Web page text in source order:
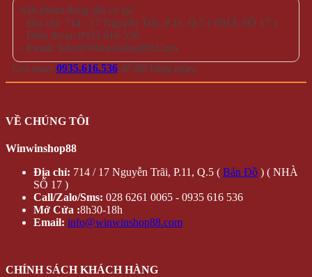
Sản phẩm đang sẵn có tại
- Địa chỉ: 714 / 17 Nguyễn Trãi, P.11, Q.5 ( NHÀ SỐ 17 )
- Điện thoại: 0935 616 536
- Email: Info@Winwinshop88.Com
Gọi ngay 0935.616.536 để đặt hàng ngay.
VỀ CHÚNG TÔI
Winwinshop88
Địa chỉ: 714 / 17 Nguyễn Trãi, P.11, Q.5 ( Bản Đồ ) ( NHÀ
SỐ 17 )
Call/Zalo/Sms: 028 6261 0065 - 0935 616 536
Mở Cửa :8h30-18h
Email: info@winwinshop88.com
CHÍNH SÁCH KHÁCH HÀNG